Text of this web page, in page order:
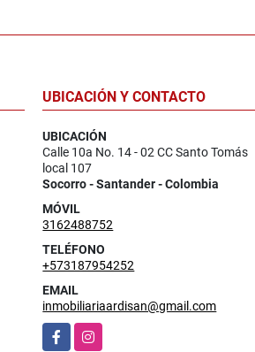
UBICACIÓN Y CONTACTO
UBICACIÓN
Calle 10a No. 14 - 02 CC Santo Tomás
local 107
Socorro - Santander - Colombia
MÓVIL
3162488752
TELÉFONO
+573187954252
EMAIL
inmobiliariaardisan@gmail.com
FacebookInstagram